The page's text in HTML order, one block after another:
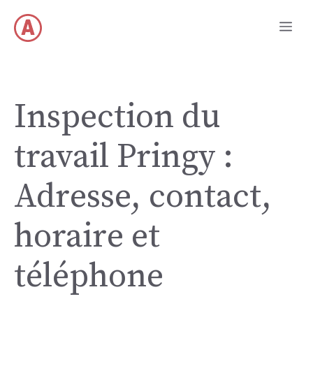
contenu
Inspection du
travail Pringy :
Adresse, contact,
horaire et
téléphone